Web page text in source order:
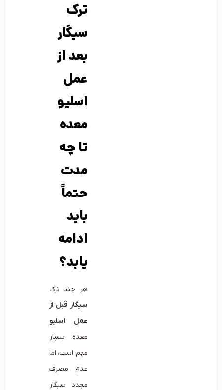
ترک
سیگار
بعد از
عمل
اسلیو
معده
تا چه
مدت
حتماً
باید
ادامه
یابد؟
هر چند ترک
سیگار قبل از
عمل اسلیو
معده بسیار
مهم است، اما
عدم مصرف
مجدد سیگار